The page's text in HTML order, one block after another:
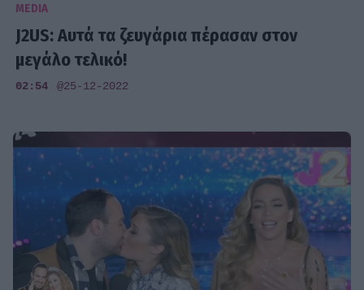
MEDIA
J2US: Αυτά τα ζευγάρια πέρασαν στον
μεγάλο τελικό!
02:54 @25-12-2022